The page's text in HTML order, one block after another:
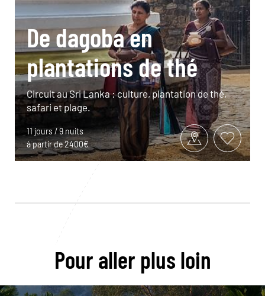
De dagoba en
plantations de thé
Circuit au Sri Lanka : culture, plantation de thé,
safari et plage.
11 jours / 9 nuits
à partir de 2400€
Pour aller plus loin